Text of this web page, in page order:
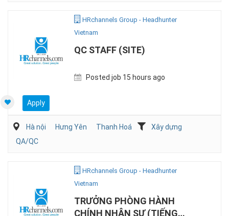
HRchannels Group - Headhunter
Vietnam
QC STAFF (SITE)
Posted job 15 hours ago
Apply
Hà nội Hưng Yên Thanh Hoá
Xây dựng
QA/QC
HRchannels Group - Headhunter
Vietnam
TRƯỞNG PHÒNG HÀNH
CHÍNH NHÂN SỰ (TIẾNG